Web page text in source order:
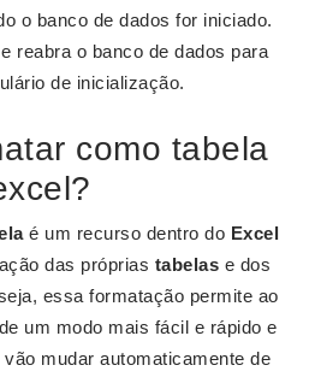
o banco de dados for iniciado.
reabra o banco de dados para
de inicialização.
como tabela
é um recurso dentro do Excel
das próprias tabelas e dos
essa formatação permite ao
um modo mais fácil e rápido e
mudar automaticamente de